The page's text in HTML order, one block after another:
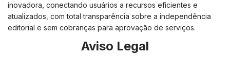
inovadora, conectando usuários a recursos eficientes e
atualizados, com total transparência sobre a independência
editorial e sem cobranças para aprovação de serviços.
Aviso Legal